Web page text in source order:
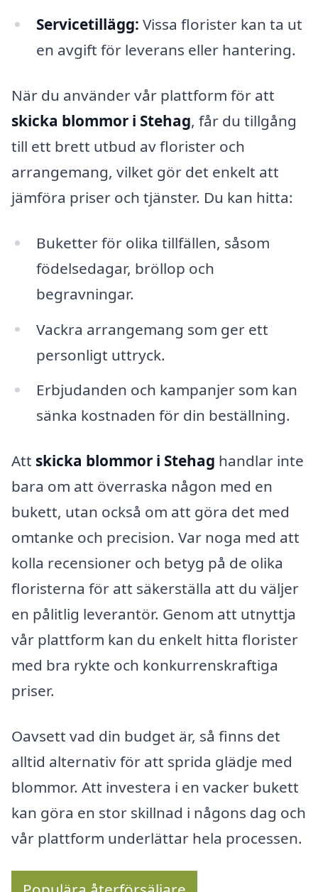
Servicetillägg: Vissa florister kan ta ut
en avgift för leverans eller hantering.
När du använder vår plattform för att
skicka blommor i Stehag, får du tillgång
till ett brett utbud av florister och
arrangemang, vilket gör det enkelt att
jämföra priser och tjänster. Du kan hitta:
Buketter för olika tillfällen, såsom
födelsedagar, bröllop och
begravningar.
Vackra arrangemang som ger ett
personligt uttryck.
Erbjudanden och kampanjer som kan
sänka kostnaden för din beställning.
Att skicka blommor i Stehag handlar inte
bara om att överraska någon med en
bukett, utan också om att göra det med
omtanke och precision. Var noga med att
kolla recensioner och betyg på de olika
floristerna för att säkerställa att du väljer
en pålitlig leverantör. Genom att utnyttja
vår plattform kan du enkelt hitta florister
med bra rykte och konkurrenskraftiga
priser.
Oavsett vad din budget är, så finns det
alltid alternativ för att sprida glädje med
blommor. Att investera i en vacker bukett
kan göra en stor skillnad i någons dag och
vår plattform underlättar hela processen.